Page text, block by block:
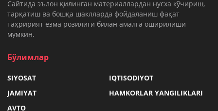
Cайтида эълон қилинган материаллардан нусха кўчириш,
тарқатиш ва бошқа шаклларда фойдаланиш фақат
таҳририят ёзма розилиги билан амалга оширилиши
мумкин.
Бўлимлар
SIYOSAT
IQTISODIYOT
JAMIYAT
HAMKORLAR YANGILIKLARI
AVTO